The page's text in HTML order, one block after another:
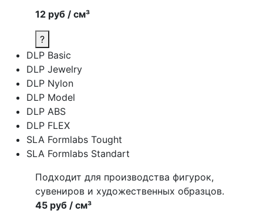
12 руб / см³
?
DLP Basic
DLP Jewelry
DLP Nylon
DLP Model
DLP ABS
DLP FLEX
SLA Formlabs Tought
SLA Formlabs Standart
Подходит для производства фигурок,
сувениров и художественных образцов.
45 руб / см³